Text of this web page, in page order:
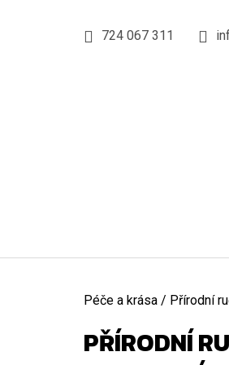
724 067 311
Domů
Péče a krása / Přírodní
PŘÍRODNÍ
KOLAGEN WOLFINO,